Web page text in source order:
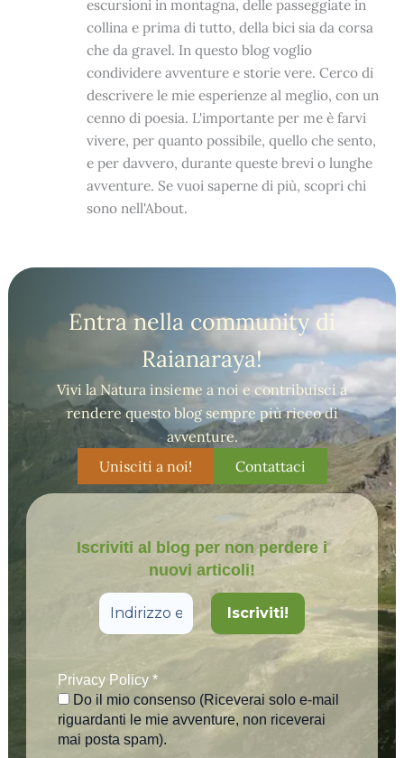
escursioni in montagna, delle passeggiate in
collina e prima di tutto, della bici sia da corsa
che da gravel. In questo blog voglio
condividere avventure e storie vere. Cerco di
descrivere le mie esperienze al meglio, con un
cenno di poesia. L'importante per me è farvi
vivere, per quanto possibile, quello che sento,
e per davvero, durante queste brevi o lunghe
avventure. Se vuoi saperne di più, scopri chi
sono nell'About.
Entra nella community di
Raianaraya!
Vivi la Natura insieme a noi e contribuisci a
rendere questo blog sempre più ricco di
avventure.
Unisciti a noi!
Contattaci
Iscriviti al blog per non perdere i
nuovi articoli!
Privacy Policy *
Do il mio consenso (Riceverai solo e-mail
riguardanti le mie avventure, non riceverai
mai posta spam).